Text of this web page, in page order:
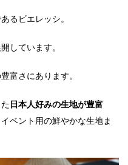
るビエレッシ。
しています。
富さにあります。
日本人好みの生地が豊富
ベント用の鮮やかな生地ま